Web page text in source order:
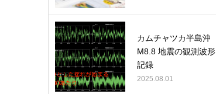
カムチャツカ半島沖
M8.8 地震の観測波形
記録
2025.08.01